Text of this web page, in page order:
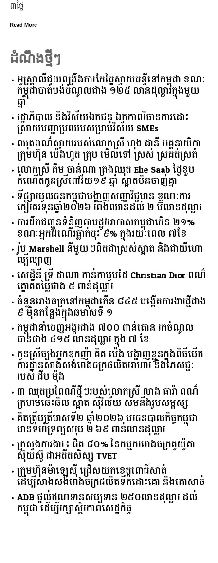
៣ថ្ងៃ
Read More
ដំណឹងថ្មីៗ
អូស្ត្រាលី​ជួយ​ពង្រឹង​ការ​កែច្នៃ​ស្វាយចន្ទី​នៅ​កម្ពុជា​ ​ខណៈ​
កម្ពុជា​បាត់បង់​ចំណូល​ជាង​ ​១២៥​ ​លាន​ដុល្លារ​ក្នុង​មួយ​
ឆ្នាំ​
រដ្ឋាភិបាល​ ​និង​វិស័យ​ឯកជន ​ឯកភាព​វិធានការ​ដោះ
ស្រាយ​បញ្ហា​ប្រឈម​​សម្រាប់​វិស័យ​ ​SMEs​
ឈុតពណ៌ស្វាយរបស់លោកស្រី ហុង ដានី អគ្គ​នាយិកា​
ក្រុមហ៊ុន ប៉េងហួត គ្រុប មើលទៅ ស្រស់ ស្រគត់ស្រគំ
លោកស្រី គឹម ចាន់ណា គ្រងឈុត Elie Saab ថ្ងៃខួប
កំណើតកូនស្រីពៅវ័យ១៩ ឆ្នាំ ស្អាតមិនចាញ់គ្នា
ទីផ្សារ​មូលធន​កម្ពុជា​បង្ហាញ​សញ្ញា​វិជ្ជមាន​ ​ខណៈ​ការ​
កៀរគរ​ទុន​ឆ្នាំ​២០២៦​ ​រំពឹង​ឈានដល់​ ​២​ ​ប៊ីលាន​ដុល្លារ​
ការដឹកជញ្ជូនទំនិញតាមផ្លូវអាកាសកម្ពុជាកើន ២១%
ខណៈអ្នកដំណើរធ្លាក់ចុះ ៩% ក្នុងរយៈពេល ៧ខែ
រ៉ូប Marshell នីមួយៗពិតជាស្រស់ស្អាត និងជាយីហោ
ល្បីល្បាញ
សេដ្ឋិនី ទ្រី ដាណា កាន់កាបូបដៃ Christian Dior ពណ៌
ត្នោតតម្លៃជាង ៥ ពាន់ដុល្លារ
ចំនួន​រោងចក្រ​នៅ​កម្ពុជា​កើន​ ​៨៤៥​ ​បង្កើត​ការងារ​ថ្មី​ជាង​
​៩​ ​ម៉ឺន​កន្លែង​ក្នុង​ឆមាស​ទី ​១​
កម្ពុជានាំចេញអង្ករជាង ៧០០ ពាន់តោន រកចំណូល
បានជាង ៤១៥ លានដុល្លារ ក្នុង ៧ ខែ
កូនស្រីច្បងអ្នកឧកញ៉ា គិត ម៉េង បង្ហាញខ្លួនក្នុងពិធីបើក
ការដ្ឋានសាងសង់រោងចក្រផលិតអាហារ និងភេសជ្ជៈ
របស់ ជីប ម៉ុង
៣ ឈុតប្រពៃណីថ្មីៗរបស់លោកស្រី លាង ធារ៉ា ពណ៌
ក្រហមឆេះឆិល ស្អាត ​ស៊ីវិល័យ សមនឹងរូបសម្ផស្ស
គិត​ត្រឹមត្រីមាស​ទី​២​ ​ឆ្នាំ​២០២៦​ បរធន​បាលកិច្ច​កម្ពុជា​ ​
មាន​ទំហំ​ទ្រព្យ​សរុប​ ​២.៦៩​ ​ពាន់លាន​ដុល្លារ​
ក្រសួង​ការងារ​៖ ​ជិត​ ​៨០​% ​នៃ​កម្មករ​រោងចក្រ​តូយ៉ូតា ​
ស៊ុយ​ស៊ូ ​ជា​អតីត​សិស្ស​ ​TVET​
ក្រុមហ៊ុន​ម៉ាឡេស៊ី ជ្រើសយកខេត្ដពោធិ៍សាត់
ដើម្បីសាងសង់រោងចក្រផលិតទឹកដោះគោ និងគោសាច់
ADB ផ្តល់ឥណទានសម្បទាន ២៥០លានដុល្លារ ដល់
កម្ពុជា ដើម្បីរក្សាស្ថិរភាពសេដ្ឋកិច្ច